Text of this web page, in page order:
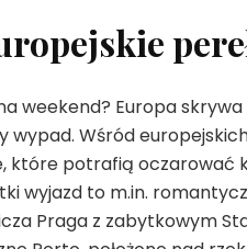
weekend? Europa
Wśród
które potrafią oczarować
wyjazd to m.in.
Praga z zabytkowym